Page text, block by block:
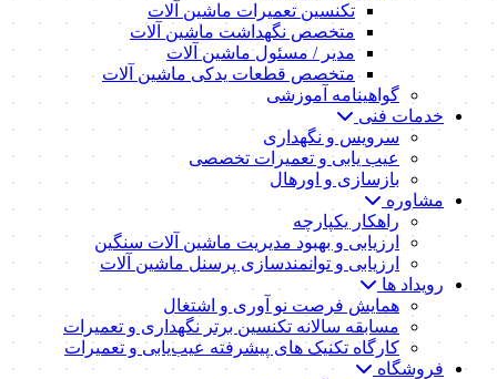
تکنسین تعمیرات ماشین آلات
متخصص نگهداشت ماشین آلات
مدیر / مسئول ماشین آلات
متخصص قطعات یدکی ماشین آلات
گواهینامه آموزشی
خدمات فنی
سرویس و نگهداری
عیب یابی و تعمیرات تخصصی
بازسازی و اورهال
مشاوره
راهکار یکپارچه
ارزیابی و بهبود مدیریت ماشین آلات سنگین
ارزیابی و توانمندسازی پرسنل ماشین آلات
رویداد ها
همایش فرصت نو آوری و اشتغال
مسابقه سالانه تکنسین برتر نگهداری و تعمیرات
کارگاه تکنیک‌ های پیشرفته عیب‌یابی و تعمیرات
فروشگاه